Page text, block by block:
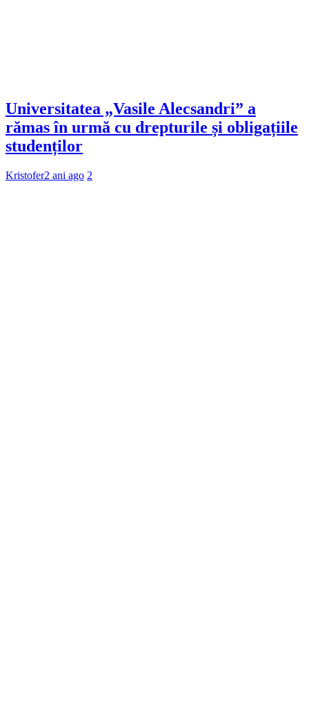
Universitatea „Vasile Alecsandri” a
rămas în urmă cu drepturile și obligațiile
studenților
Kristofer2 ani ago 2